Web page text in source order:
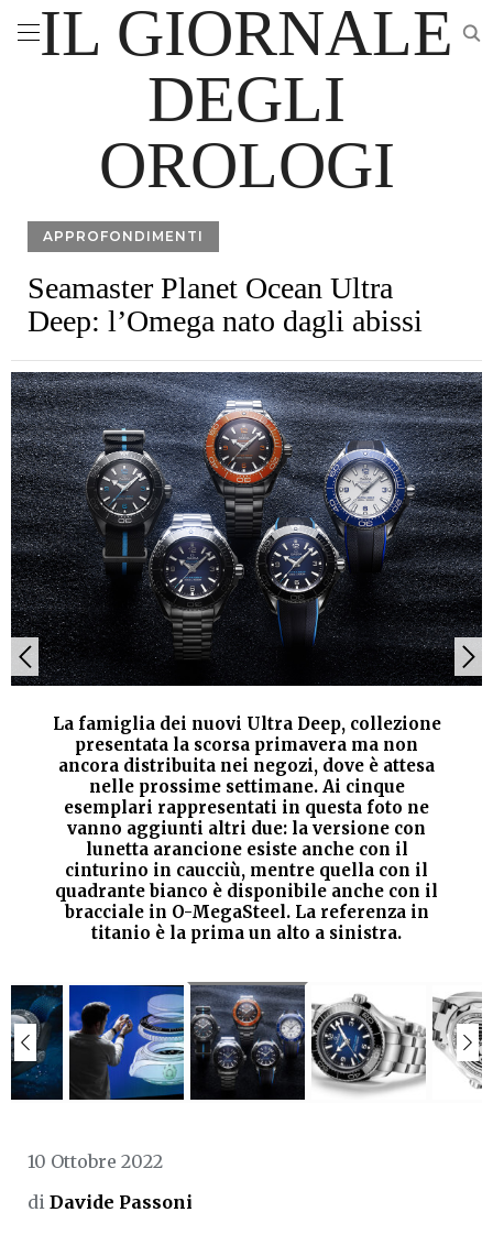
IL GIORNALE
DEGLI
OROLOGI
APPROFONDIMENTI
Seamaster Planet Ocean Ultra
Deep: l’Omega nato dagli abissi
La famiglia dei nuovi Ultra Deep, collezione
presentata la scorsa primavera ma non
ancora distribuita nei negozi, dove è attesa
nelle prossime settimane. Ai cinque
esemplari rappresentati in questa foto ne
vanno aggiunti altri due: la versione con
lunetta arancione esiste anche con il
cinturino in caucciù, mentre quella con il
quadrante bianco è disponibile anche con il
bracciale in O-MegaSteel. La referenza in
titanio è la prima un alto a sinistra.
10 Ottobre 2022
di Davide Passoni